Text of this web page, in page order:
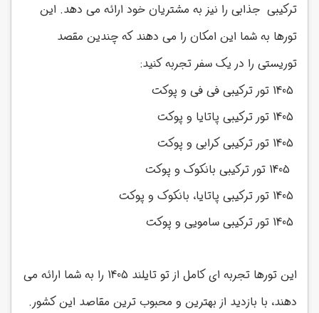
ترکیبی جذابی را نیز به مشتریان خود ارائه می دهد. این
تورها به شما این امکان را می دهند که چندین مقصد
توریستی را در یک سفر تجربه کنید:
این تورها تجربه ای کامل از تو تایلند 1405 را به شما ارائه می
دهند، با بازدید از بهترین و محبوب ترین مقاصد این کشور.